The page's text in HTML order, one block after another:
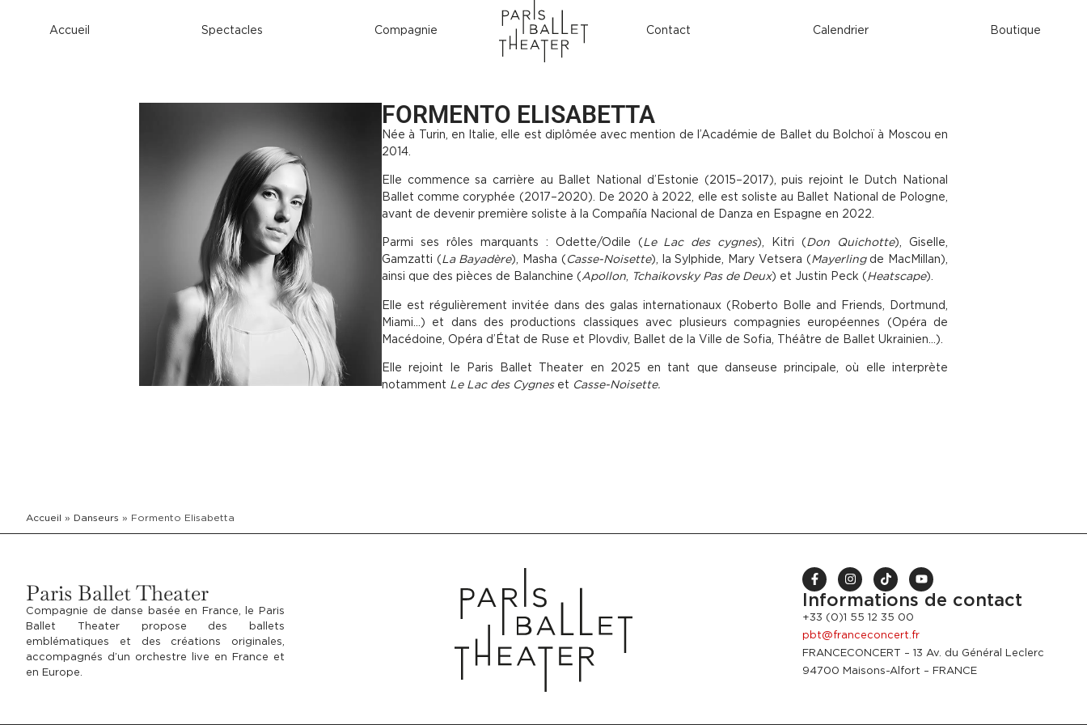
Accueil Spectacles Compagnie Contact Calendrier Boutique
FORMENTO ELISABETTA
Née à Turin, en Italie, elle est diplômée avec mention de l’Académie de Ballet du Bolchoï à Moscou en
2014.
Elle commence sa carrière au Ballet National d’Estonie (2015–2017), puis rejoint le Dutch National
Ballet comme coryphée (2017–2020). De 2020 à 2022, elle est soliste au Ballet National de Pologne,
avant de devenir première soliste à la Compañía Nacional de Danza en Espagne en 2022.
Parmi ses rôles marquants : Odette/Odile ( Le Lac des cygnes), Kitri ( Don Quichotte), Giselle,
Gamzatti ( La Bayadère), Masha ( Casse-Noisette), la Sylphide, Mary Vetsera ( Mayerlingde MacMillan),
ainsi que des pièces de Balanchine (Apollon, Tchaikovsky Pas de Deux) et Justin Peck ( Heatscape).
Elle est régulièrement invitée dans des galas internationaux (Roberto Bolle and Friends, Dortmund,
Miami…) et dans des productions classiques avec plusieurs compagnies européennes (Opéra de
Macédoine, Opéra d’État de Ruse et Plovdiv, Ballet de la Ville de Sofia, Théâtre de Ballet Ukrainien…).
Elle rejoint le Paris Ballet Theater en 2025 en tant que danseuse principale, où elle interprète
notamment Le Lac des Cygnes et Casse-Noisette.
Accueil » Danseurs » Formento Elisabetta
Paris Ballet Theater
Compagnie de danse basée en France, le Paris
Ballet Theater propose des ballets
emblématiques et des créations originales,
accompagnés d’un orchestre live en France et
en Europe.
Informations de contact
+33 (0)1 55 12 35 00
pbt@franceconcert.fr
FRANCECONCERT – 13 Av. du Général Leclerc
94700 Maisons-Alfort – FRANCE